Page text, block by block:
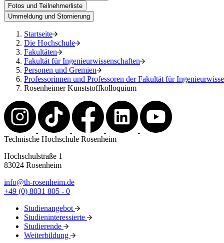
Fotos und Teilnehmerliste
Ummeldung und Stornierung
Startseite
Die Hochschule
Fakultäten
Fakultät für Ingenieurwissenschaften
Personen und Gremien
Professorinnen und Professoren der Fakultät für
Rosenheimer Kunststoffkolloquium
Technische Hochschule Rosenheim
Hochschulstraße 1
83024 Rosenheim
info@th-rosenheim.de
+49 (0) 8031 805 - 0
Studienangebot
Studieninteressierte
Studierende
Weiterbildung